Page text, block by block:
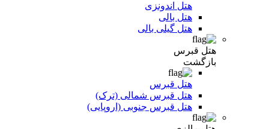
هتل اندونزی
هتل بالی
هتل گیلی بالی
هتل قبرس
بازگشت
هتل قبرس
هتل قبرس شمالی (ترک)
هتل قبرس جنوبی (اروپایی)